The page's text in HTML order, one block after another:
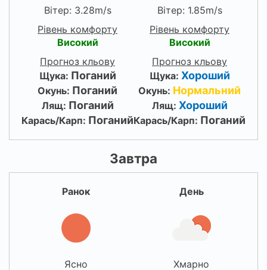
Вітер: 3.28m/s
Рівень комфорту
Високий
Прогноз кльову
Щука: Поганий
Окунь: Поганий
Лящ: Поганий
Карась/Карп: Поганий
Вітер: 1.85m/s
Рівень комфорту
Високий
Прогноз кльову
Щука: Хороший
Окунь: Нормальний
Лящ: Хороший
Карась/Карп: Поганий
Завтра
Ранок
Ясно
День
Хмарно